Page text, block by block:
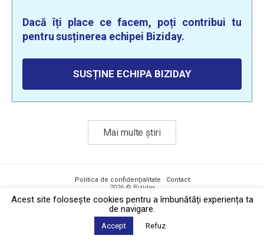
Dacă îți place ce facem, poți contribui tu
pentru susținerea echipei Biziday.
SUSȚINE ECHIPA BIZIDAY
Mai multe știri
Politica de confidențialitate · Contact
2026 © Biziday
Acest site foloseşte cookies pentru a îmbunătăți experiența ta
de navigare.
Accept Refuz